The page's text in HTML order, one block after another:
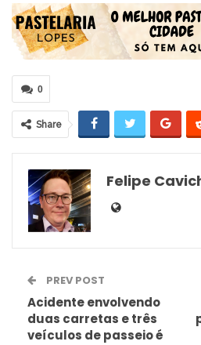
0
Share
Felipe
PREV POST
Acidente envolvendo
duas carretas e três
veículos de passeio é